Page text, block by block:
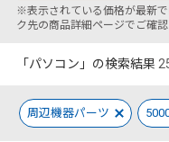
※表示されている価格が最新
ク先の商品詳細ページでご確認
「パソコン」の検索結果
周辺機器パーツ